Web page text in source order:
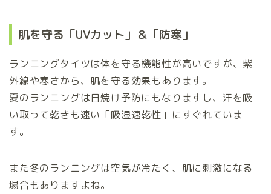
肌を守る「UVカット」＆「防寒」
ランニングタイツは体を守る機能性が高いですが、紫
外線や寒さから、肌を守る効果もあります。
夏のランニングは日焼け予防にもなりますし、汗を吸
い取って乾きも速い「吸湿速乾性」にすぐれていま
す。
また冬のランニングは空気が冷たく、肌に刺激になる
場合もありますよね。